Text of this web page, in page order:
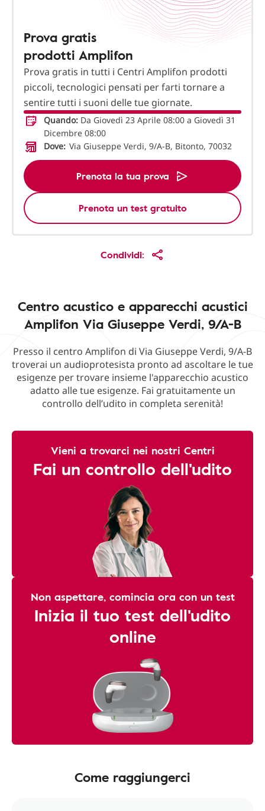
Prova gratis
prodotti Amplifon
Prova gratis in tutti i Centri Amplifon prodotti
piccoli, tecnologici pensati per farti tornare a
sentire tutti i suoni delle tue giornate.
Quando: Da Giovedì 23 Aprile 08:00 a Giovedì 31
Dicembre 08:00
Dove: Via Giuseppe Verdi, 9/A-B, Bitonto, 70032
Prenota la tua prova
Prenota un test gratuito
Condividi:
Centro acustico e apparecchi acustici
Amplifon Via Giuseppe Verdi, 9/A-B
Presso il centro Amplifon di Via Giuseppe Verdi, 9/A-B
troverai un audioprotesista pronto ad ascoltare le tue
esigenze per trovare insieme l'apparecchio acustico
adatto alle tue esigenze. Fai gratuitamente un
controllo dell’udito in completa serenità!
Vieni a trovarci nei nostri Centri
Fai un controllo dell'udito
Non aspettare, comincia ora con un test
Inizia il tuo test dell'udito
online
Come raggiungerci